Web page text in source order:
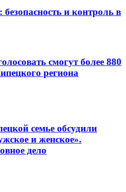
и контроль в
смогут более 880
региона
семье обсудили
и женское».
дело